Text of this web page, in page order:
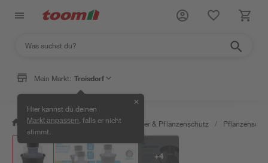
Mein Markt: Troisdorf
Hier kannst du deinen
Markt anpassen , falls er nicht
stimmt.
✕
/ Garten & Freizeit / Erden, Dünger & Pflanzenschutz /
+4